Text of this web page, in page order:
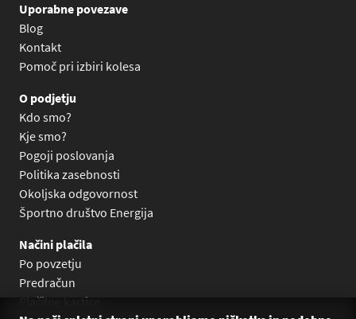
Uporabne povezave
Blog
Kontakt
Pomoč pri izbiri kolesa
O podjetju
Kdo smo?
Kje smo?
Pogoji poslovanja
Politika zasebnosti
Okoljska odgovornost
Športno društvo Energija
Načini plačila
Po povzetju
Predračun
Plačilne kartice